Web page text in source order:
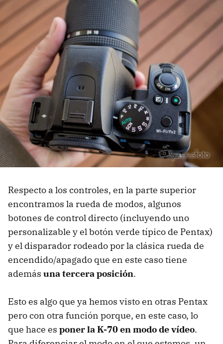
Respecto a los controles, en la parte superior
encontramos la rueda de modos, algunos
botones de control directo (incluyendo uno
personalizable y el botón verde típico de Pentax)
y el disparador rodeado por la clásica rueda de
encendido/apagado que en este caso tiene
además una tercera posición.
Esto es algo que ya hemos visto en otras Pentax
pero con otra función porque, en este caso, lo
que hace es poner la K-70 en modo de vídeo.